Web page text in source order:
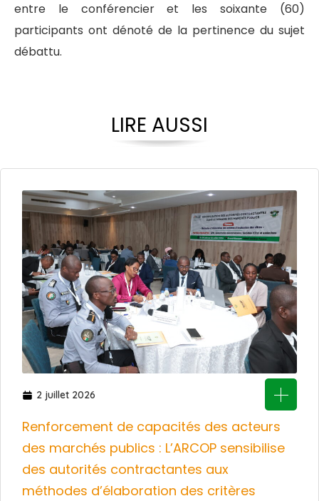
entre le conférencier et les soixante (60)
participants ont dénoté de la pertinence du sujet
débattu.
LIRE AUSSI
2 juillet 2026
Renforcement de capacités des acteurs
des marchés publics : L’ARCOP sensibilise
des autorités contractantes aux
méthodes d’élaboration des critères